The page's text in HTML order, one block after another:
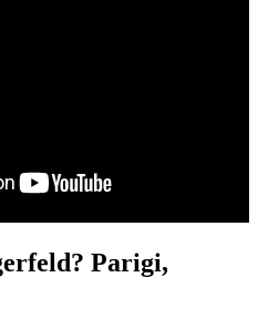
Parigi,